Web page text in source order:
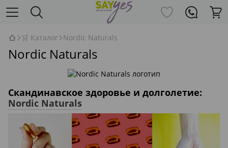
🛒 Каталог Nordic Naturals
Nordic Naturals
Скандинавское здоровье и долголетие:
Nordic Naturals